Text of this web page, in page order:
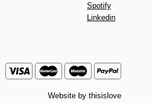
Spotify
Linkedin
Website by thisislove